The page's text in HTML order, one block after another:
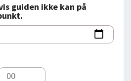
guiden ikke kan på